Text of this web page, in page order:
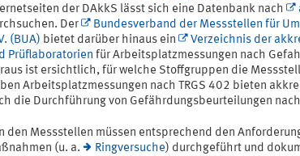
der DAkkS lässt sich eine Datenbank nach
Der
Bundesverband der Messstellen für
(BUA) bietet darüber hinaus ein
Verzeichnis der
Prüflaboratorien für Arbeitsplatzmessungen nach
ist ersichtlich, für welche Stoffgruppen die
Arbeitsplatzmessungen nach TRGS 402 bieten
die Durchführung von Gefährdungsbeurteilungen nach
den Messstellen müssen entsprechend den
(u. a.
Ringversuche) durchgeführt und